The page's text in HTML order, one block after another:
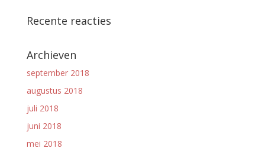
Recente reacties
Archieven
september 2018
augustus 2018
juli 2018
juni 2018
mei 2018